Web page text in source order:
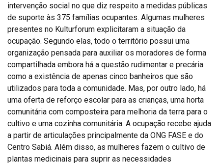
intervenção social no que diz respeito a medidas públicas
de suporte às 375 famílias ocupantes. Algumas mulheres
presentes no Kulturforum explicitaram a situação da
ocupação. Segundo elas, todo o território possui uma
organização pensada para auxiliar os moradores de forma
compartilhada embora há a questão rudimentar e precária
como a existência de apenas cinco banheiros que são
utilizados para toda a comunidade. Mas, por outro lado, há
uma oferta de reforço escolar para as crianças, uma horta
comunitária com composteira para melhoria da terra para o
cultivo e uma cozinha comunitária. A ocupação recebe ajuda
a partir de articulações principalmente da ONG FASE e do
Centro Sabiá. Além disso, as mulheres fazem o cultivo de
plantas medicinais para suprir as necessidades